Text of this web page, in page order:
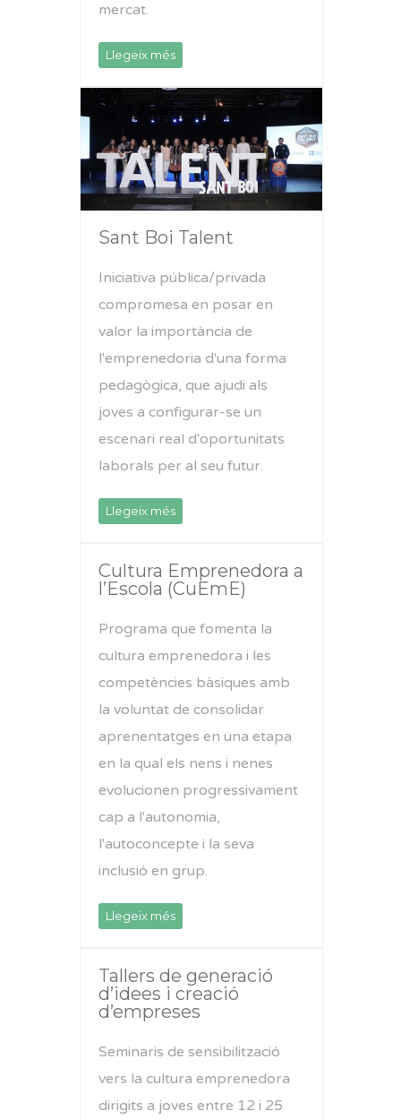
mercat.
Llegeix més
Sant Boi Talent
Iniciativa pública/privada
compromesa en posar en
valor la importància de
l'emprenedoria d'una forma
pedagògica, que ajudi als
joves a configurar-se un
escenari real d'oportunitats
laborals per al seu futur.
Llegeix més
Cultura Emprenedora a
l’Escola (CuEmE)
Programa que fomenta la
cultura emprenedora i les
competències bàsiques amb
la voluntat de consolidar
aprenentatges en una etapa
en la qual els nens i nenes
evolucionen progressivament
cap a l'autonomia,
l'autoconcepte i la seva
inclusió en grup.
Llegeix més
Tallers de generació
d’idees i creació
d’empreses
Seminaris de sensibilització
vers la cultura emprenedora
dirigits a joves entre 12 i 25